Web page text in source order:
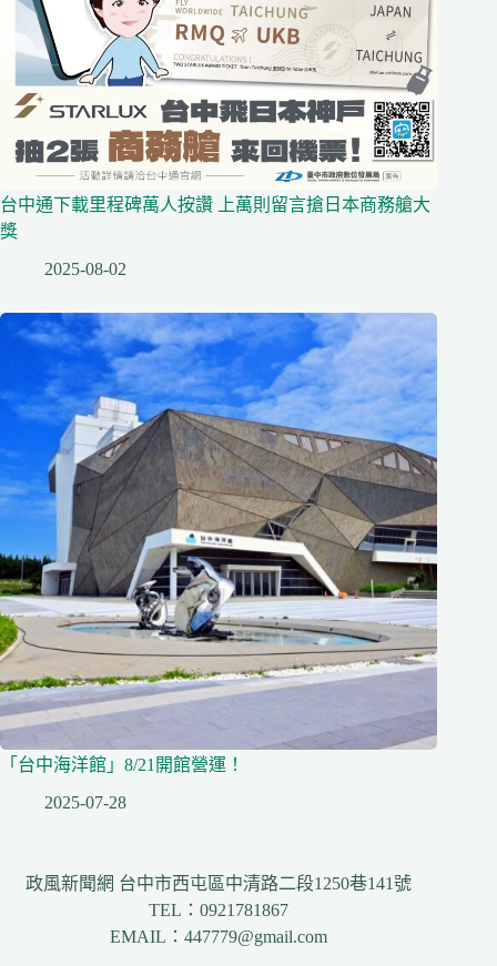
台中通下載里程碑萬人按讚 上萬則留言搶日本商務艙大
獎
2025-08-02
「台中海洋館」8/21開館營運！
2025-07-28
政風新聞網 台中市西屯區中清路二段1250巷141號
TEL：0921781867
EMAIL：447779@gmail.com